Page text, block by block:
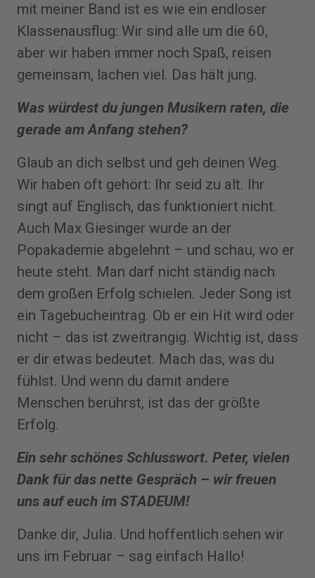
mit meiner Band ist es wie ein endloser
Klassenausflug: Wir sind alle um die 60,
aber wir haben immer noch Spaß, reisen
gemeinsam, lachen viel. Das hält jung.
Was würdest du jungen Musikern raten, die
gerade am Anfang stehen?
Glaub an dich selbst und geh deinen Weg.
Wir haben oft gehört: Ihr seid zu alt. Ihr
singt auf Englisch, das funktioniert nicht.
Auch Max Giesinger wurde an der
Popakademie abgelehnt – und schau, wo er
heute steht. Man darf nicht ständig nach
dem großen Erfolg schielen. Jeder Song ist
ein Tagebucheintrag. Ob er ein Hit wird oder
nicht – das ist zweitrangig. Wichtig ist, dass
er dir etwas bedeutet. Mach das, was du
fühlst. Und wenn du damit andere
Menschen berührst, ist das der größte
Erfolg.
Ein sehr schönes Schlusswort. Peter, vielen
Dank für das nette Gespräch – wir freuen
uns auf euch im STADEUM!
Danke dir, Julia. Und hoffentlich sehen wir
uns im Februar – sag einfach Hallo!